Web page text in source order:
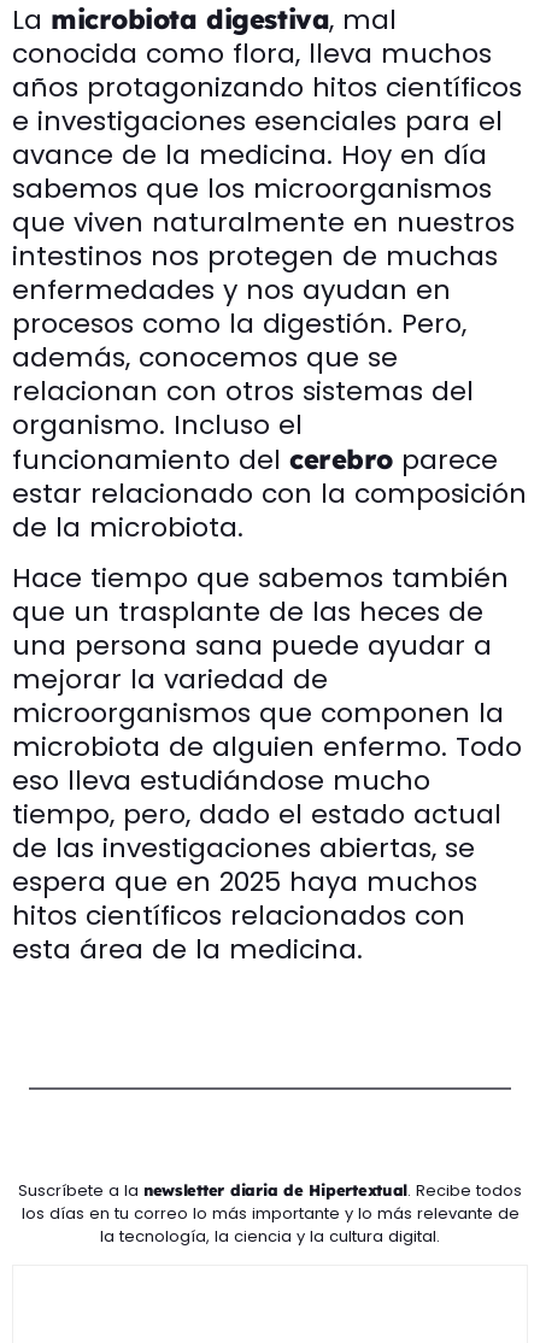
La microbiota digestiva, mal
conocida como flora, lleva muchos
años protagonizando hitos científicos
e investigaciones esenciales para el
avance de la medicina. Hoy en día
sabemos que los microorganismos
que viven naturalmente en nuestros
intestinos nos protegen de muchas
enfermedades y nos ayudan en
procesos como la digestión. Pero,
además, conocemos que se
relacionan con otros sistemas del
organismo. Incluso el
funcionamiento del cerebroparece
estar relacionado con la composición
de la microbiota.
Hace tiempo que sabemos también
que un trasplante de las heces de
una persona sana puede ayudar a
mejorar la variedad de
microorganismos que componen la
microbiota de alguien enfermo. Todo
eso lleva estudiándose mucho
tiempo, pero, dado el estado actual
de las investigaciones abiertas, se
espera que en 2025 haya muchos
hitos científicos relacionados con
esta área de la medicina.
Suscríbete a la newsletter diaria de Hipertextual. Recibe todos
los días en tu correo lo más importante y lo más relevante de
la tecnología, la ciencia y la cultura digital.